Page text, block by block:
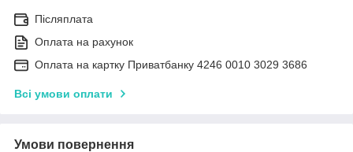
Післяплата
Оплата на рахунок
Оплата на картку Приватбанку 4246 0010 3029 3686
Всі умови оплати
Умови повернення